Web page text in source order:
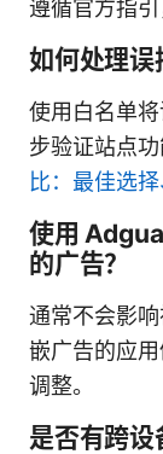
遵循官方指引
如何处理误
使用白名单
步验证站点功
比：最佳选
使用
的广告？
通常不会影
嵌广告的应
调整。
是否有跨设